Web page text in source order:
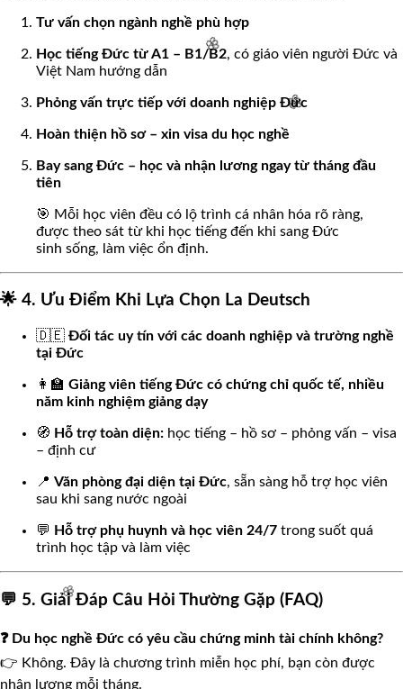
🌸
🌸
🌸
🌸
Tư vấn chọn ngành nghề phù hợp
Học tiếng Đức từ A1 – B1/B2, có giáo viên người Đức và
Việt Nam hướng dẫn
Phỏng vấn trực tiếp với doanh nghiệp Đức
Hoàn thiện hồ sơ – xin visa du học nghề
Bay sang Đức – học và nhận lương ngay từ tháng đầu
tiên
🎯 Mỗi học viên đều có lộ trình cá nhân hóa rõ ràng,
được theo sát từ khi học tiếng đến khi sang Đức
sinh sống, làm việc ổn định.
🌟 4. Ưu Điểm Khi Lựa Chọn La Deutsch
🇩🇪 Đối tác uy tín với các doanh nghiệp và trường nghề
tại Đức
👩‍🏫 Giảng viên tiếng Đức có chứng chỉ quốc tế, nhiều
năm kinh nghiệm giảng dạy
🧭 Hỗ trợ toàn diện: học tiếng – hồ sơ – phỏng vấn – visa
– định cư
📍 Văn phòng đại diện tại Đức, sẵn sàng hỗ trợ học viên
sau khi sang nước ngoài
💬 Hỗ trợ phụ huynh và học viên 24/7 trong suốt quá
trình học tập và làm việc
💬 5. Giải Đáp Câu Hỏi Thường Gặp (FAQ)
❓ Du học nghề Đức có yêu cầu chứng minh tài chính không?
👉 Không. Đây là chương trình miễn học phí, bạn còn được
nhận lương mỗi tháng.